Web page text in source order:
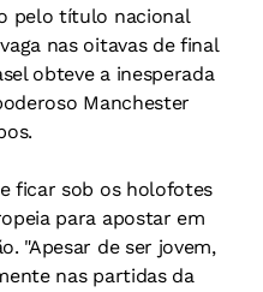
pelo título nacional
nas oitavas de final
obteve a inesperada
Manchester
ficar sob os holofotes
para apostar em
"Apesar de ser jovem,
nas partidas da